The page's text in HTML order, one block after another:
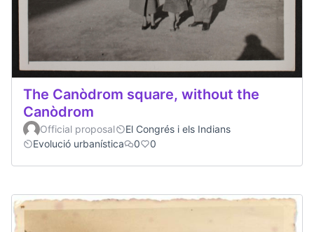
The Canòdrom square, without the
Canòdrom
Official proposal
El Congrés i els Indians
Evolució urbanística
0 0